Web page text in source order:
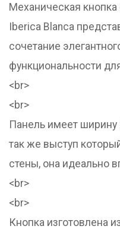
Механическая
Iberica Blanca
сочетание
функциональности
<br>
<br>
Панель имеет ширину
так же выступ
стены, она идеально
<br>
<br>
Кнопка изготовлена